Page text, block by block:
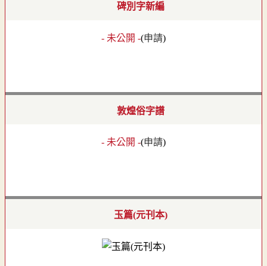
碑別字新編
- 未公開 -(申請)
敦煌俗字譜
- 未公開 -(申請)
玉篇(元刊本)